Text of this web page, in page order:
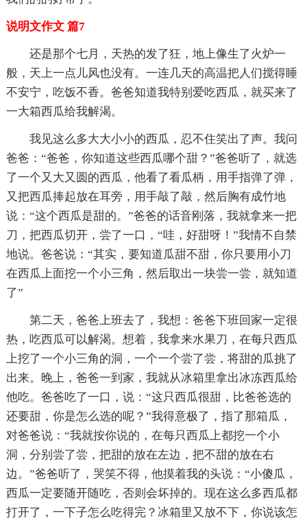
说明文作文 篇7
还是那个七月，天热的发了狂，地上像生了火炉一
般，天上一点儿风也没有。一连几天的高温把人们搅得睡
不安宁，吃饭不香。爸爸知道我特别爱吃西瓜，就买来了
一大箱西瓜给我解渴。
我见这么多大大小小的西瓜，忍不住笑出了声。我问
爸爸：“爸爸，你知道这些西瓜哪个甜？”爸爸听了，就选
了一个又大又圆的西瓜，他看了看瓜柄，用手指弹了弹，
又把西瓜捧起放在耳旁，用手敲了敲，然后胸有成竹地
说：“这个西瓜是甜的。”爸爸的话音刚落，我就拿来一把
刀，把西瓜切开，尝了一口，“哇，好甜呀！”我情不自禁
地说。爸爸说：“其实，要知道瓜甜不甜，你只要用小刀
在西瓜上面挖一个小三角，然后取出一块尝一尝，就知道
了”
第二天，爸爸上班去了，我想：爸爸下班回家一定很
热，吃西瓜可以解渴。想着，我拿来水果刀，在每只西瓜
上挖了一个小三角的洞，一个一个尝了尝，将甜的瓜挑了
出来。晚上，爸爸一到家，我就从冰箱里拿出冰冻西瓜给
他吃。爸爸吃了一口，说：“这只西瓜很甜，比爸爸选的
还要甜，你是怎么选的呢？”我得意极了，指了那箱瓜，
对爸爸说：“我就按你说的，在每只西瓜上都挖一个小
洞，分别尝了尝，把甜的放在左边，把不甜的放在右
边。”爸爸听了，哭笑不得，他摸着我的头说：“小傻瓜，
西瓜一定要随开随吃，否则会坏掉的。现在这么多西瓜都
打开了，一下子怎么吃得完？冰箱里又放不下，你说该怎